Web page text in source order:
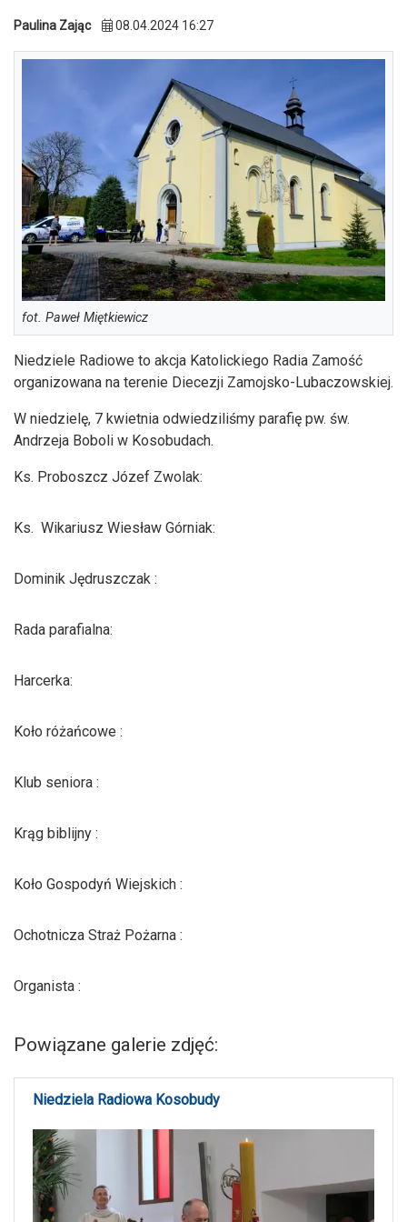
Paulina Zając 08.04.2024 16:27
fot. Paweł Miętkiewicz
Niedziele Radiowe to akcja Katolickiego Radia Zamość
organizowana na terenie Diecezji Zamojsko-Lubaczowskiej.
W niedzielę, 7 kwietnia odwiedziliśmy parafię pw. św.
Andrzeja Boboli w Kosobudach.
Ks. Proboszcz Józef Zwolak:
Ks. Wikariusz Wiesław Górniak:
Dominik Jędruszczak :
Rada parafialna:
Harcerka:
Koło różańcowe :
Klub seniora :
Krąg biblijny :
Koło Gospodyń Wiejskich :
Ochotnicza Straż Pożarna :
Organista :
Powiązane galerie zdjęć:
Niedziela Radiowa Kosobudy